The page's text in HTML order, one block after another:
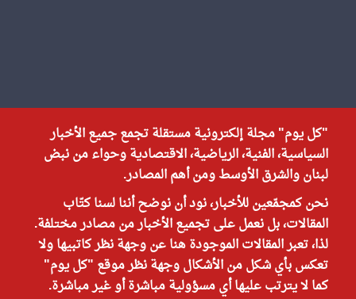
"كل يوم" مجلة إلكترونية مستقلة تجمع جميع الأخبار
السياسية، الفنية، الرياضية، الاقتصادية وحواء من نبض
لبنان والشرق الأوسط ومن أهم المصادر.
نحن كمجمّعين للأخبار، نود أن نوضح أننا لسنا كتّاب
المقالات، بل نعمل على تجميع الأخبار من مصادر مختلفة.
لذا، تعبر المقالات الموجودة هنا عن وجهة نظر كاتبيها ولا
تعكس بأي شكل من الأشكال وجهة نظر موقع "كل يوم"
كما لا يترتب عليها أي مسؤولية مباشرة أو غير مباشرة.